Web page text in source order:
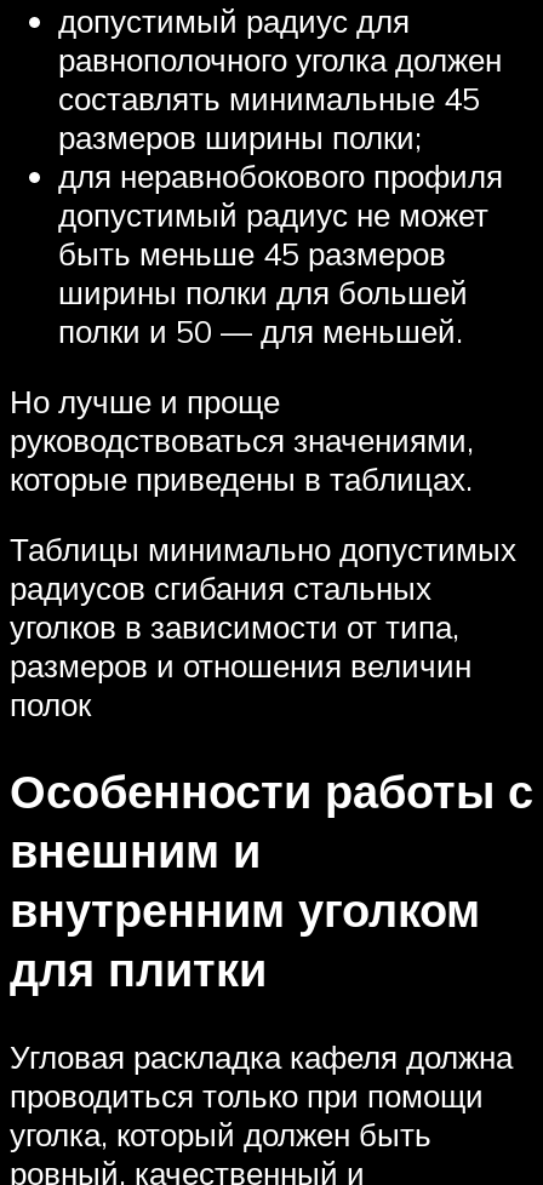
допустимый радиус для
равнополочного уголка должен
составлять минимальные 45
размеров ширины полки;
для неравнобокового профиля
допустимый радиус не может
быть меньше 45 размеров
ширины полки для большей
полки и 50 — для меньшей.
Но лучше и проще
руководствоваться значениями,
которые приведены в таблицах.
Таблицы минимально допустимых
радиусов сгибания стальных
уголков в зависимости от типа,
размеров и отношения величин
полок
Особенности работы с
внешним и
внутренним уголком
для плитки
Угловая раскладка кафеля должна
проводиться только при помощи
уголка, который должен быть
ровный, качественный и